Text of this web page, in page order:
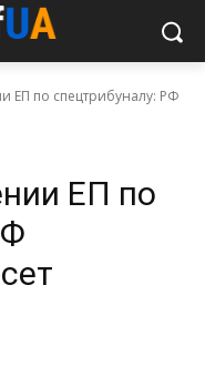
ЕП по спецтрибуналу: РФ
ЕП по